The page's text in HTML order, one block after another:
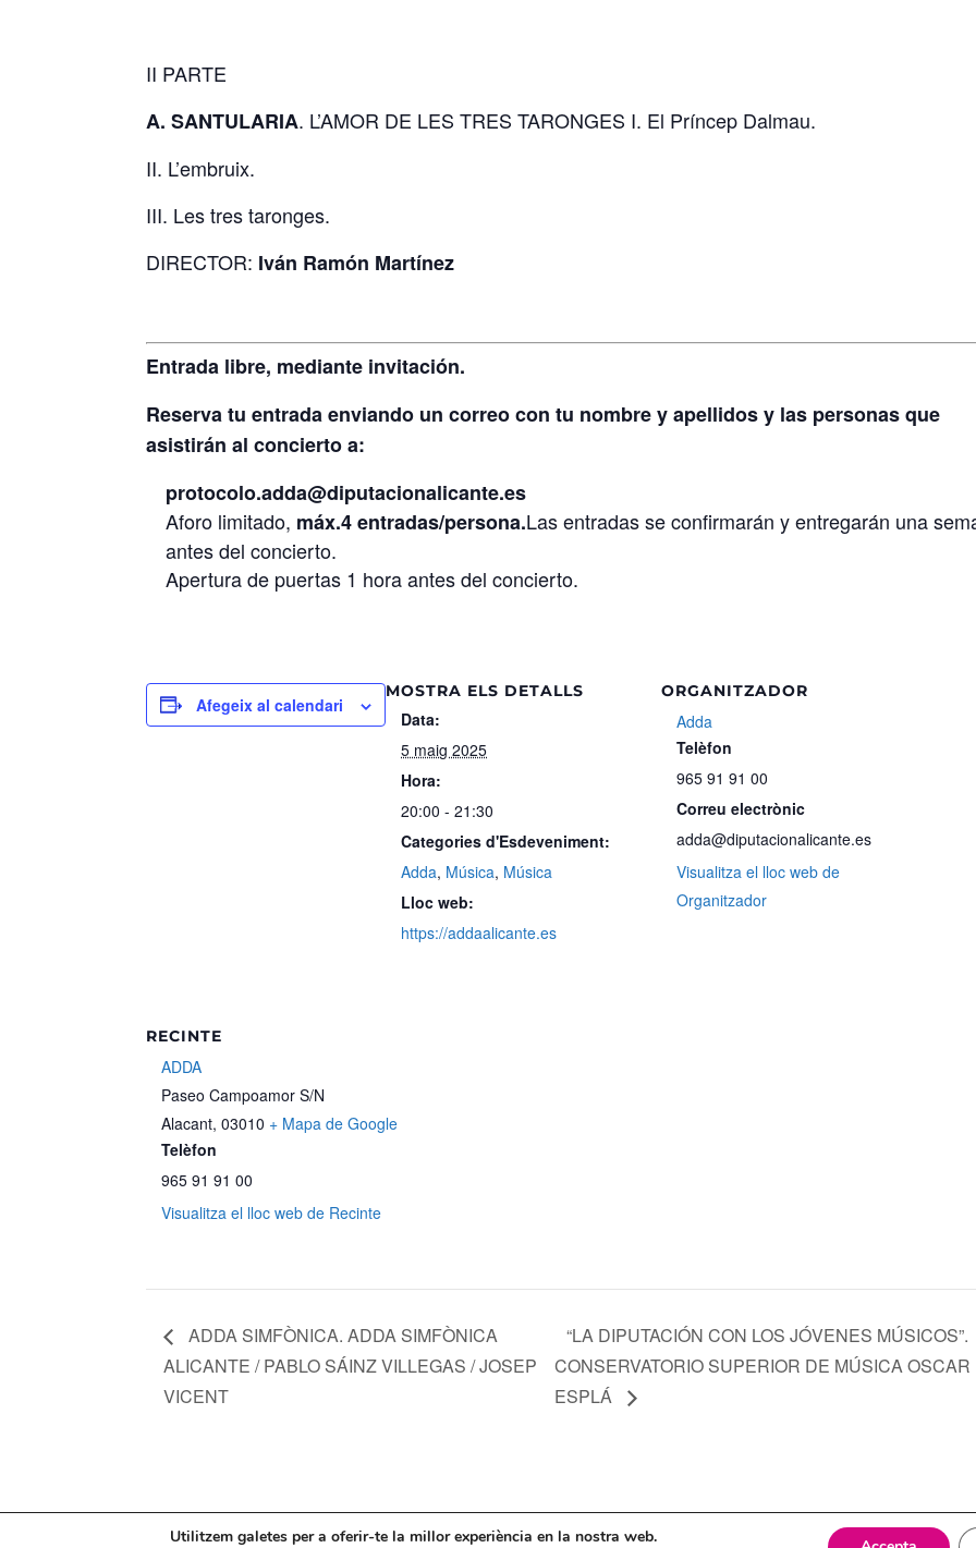
II PARTE
A. SANTULARIA. L’AMOR DE LES TRES TARONGES I. El Príncep Dalmau.
II. L’embruix.
III. Les tres taronges.
DIRECTOR: Iván Ramón Martínez
Entrada libre, mediante invitación.
Reserva tu entrada enviando un correo con tu nombre y apellidos y las personas que
asistirán al concierto a:
protocolo.adda@diputacionalicante.es
Aforo limitado, máx.4 entradas/persona.Las entradas se confirmarán y entregarán una
antes del concierto.
Apertura de puertas 1 hora antes del concierto.
Afegeix al calendari
MOSTRA ELS DETALLS
Data:
5 maig 2025
Hora:
20:00 - 21:30
Categories d'Esdeveniment:
Adda, Música, Música
Lloc web:
https://addaalicante.es
ORGANITZADOR
Adda
Telèfon
965 91 91 00
Correu electrònic
adda@diputacionalicante.es
Visualitza el lloc web de
Organitzador
RECINTE
ADDA
Paseo Campoamor S/N
Alacant, 03010 + Mapa de Google
Telèfon
965 91 91 00
Visualitza el lloc web de Recinte
ADDA SIMFÒNICA. ADDA SIMFÒNICA
ALICANTE / PABLO SÁINZ VILLEGAS / JOSEP
VICENT
“LA DIPUTACIÓN CON LOS JÓVENES MÚSICOS”.
CONSERVATORIO SUPERIOR DE MÚSICA OSCAR
ESPLÁ
Mapa web Política de Privacidad Politica de cookies
Utilitzem galetes per a oferir-te la millor experiència en la nostra web.